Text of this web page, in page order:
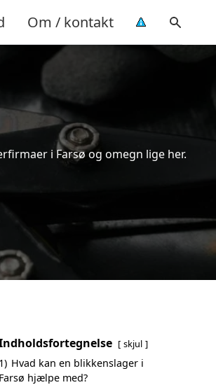
Om / kontakt
i Farsø og omegn lige her.
skjul
1) Hvad kan en blikkenslager i
Farsø hjælpe med?